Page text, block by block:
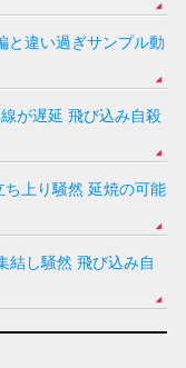
と違い過ぎサンプル動
が遅延 飛び込み自殺
上り騒然 延焼の可能
結し騒然 飛び込み自